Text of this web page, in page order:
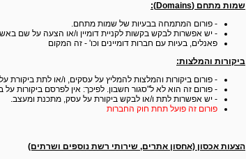
שמות מתחם (Domains):
- פורום המתמחה בבעיות של שמות מתחם.
- יש אפשרות לבקש בקשות לקניית דומיין ו/או הצעה על שם
פאנלים, בעיות עם חברות דומיינים וכו' - זה המקום
ביקורות והמלצות:
- פורום ביקורות והמלצות להמליץ על עסקים, ו/או לתת ביקורת
- פורום זה הוא לא ל"סגור חשבון. לפיכך: אין לפרסם ביקורות
- יש אפשרות לתת ו/או לבקש ביקורת על עסק, מתכנת ומעצב.
פורום זה פועל תחת חוק החברות
הצעות אכסון (אחסון אתרים, שירותי רשת נוספים ושרתים)